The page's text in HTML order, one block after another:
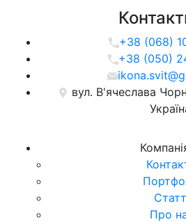
Про
+38 (068)
+38 (050)
вул. В'ячеслава